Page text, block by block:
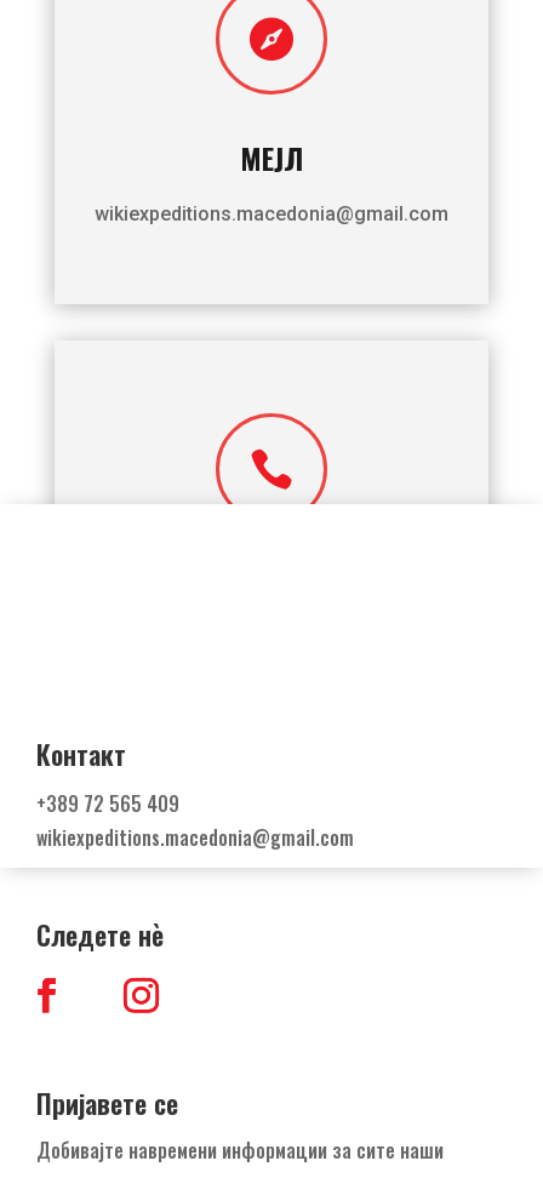

МЕЈЛ
wikiexpeditions.macedonia@gmail.com

Контакт
+389 72 565 409
wikiexpeditions.macedonia@gmail.com
Следете нѐ
Пријавете се
Добивајте навремени информации за сите наши